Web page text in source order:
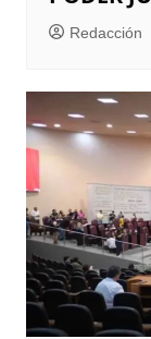
Redacción